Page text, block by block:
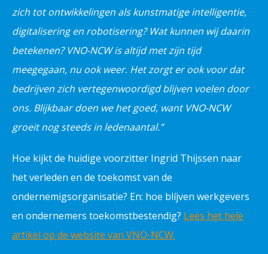
zich tot ontwikkelingen als kunstmatige intelligentie,
digitalisering en robotisering? Wat kunnen wij daarin
betekenen? VNO-NCW is altijd met zijn tijd
meegegaan, nu ook weer. Het zorgt er ook voor dat
bedrijven zich vertegenwoordigd blijven voelen door
ons. Blijkbaar doen we het goed, want VNO-NCW
groeit nog steeds in ledenaantal.”
Hoe kijkt de huidige voorzitter Ingrid Thijssen naar
het verleden en de toekomst van de
ondernemigsorganisatie? En: hoe blíjven werkgevers
en ondernemers toekomstbestendig? Lees het hele
artikel op de website van VNO-NCW.